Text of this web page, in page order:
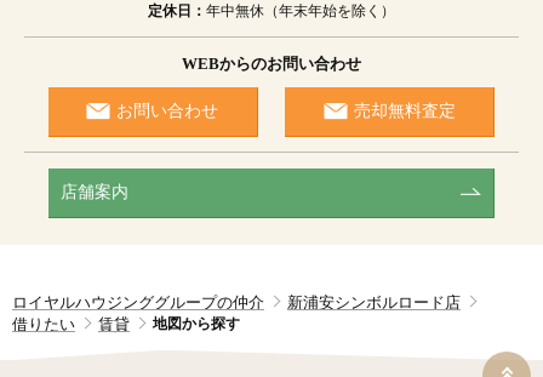
定休日： 年中無休（年末年始を除く）
WEBからのお問い合わせ
お問い合わせ 売却無料査定
店舗案内
ロイヤルハウジンググループの仲介
新浦安シンボルロード店
借りたい
賃貸 地図から探す